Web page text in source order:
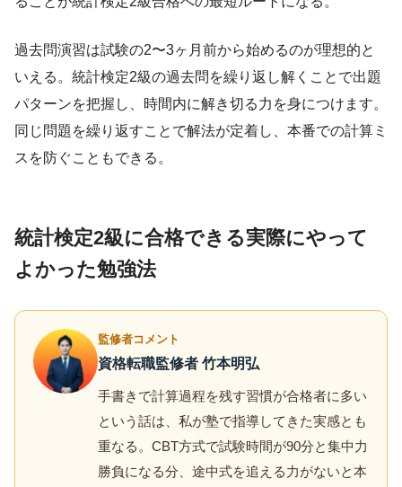
過去問演習は試験の2〜3ヶ月前から始めるのが理想的と
いえる。統計検定2級の過去問を繰り返し解くことで出題
パターンを把握し、時間内に解き切る力を身につけます。
同じ問題を繰り返すことで解法が定着し、本番での計算ミ
スを防ぐこともできる。
統計検定2級に合格できる実際にやって
よかった勉強法
監修者コメント
資格転職監修者 竹本明弘
手書きで計算過程を残す習慣が合格者に多い
という話は、私が塾で指導してきた実感とも
重なる。CBT方式で試験時間が90分と集中力
勝負になる分、途中式を追える力がないと本